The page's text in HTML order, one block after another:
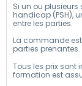
Si un ou
handicap (PSH),
entre les parties.
La commande
parties prenantes.
Tous les prix sont
formation est